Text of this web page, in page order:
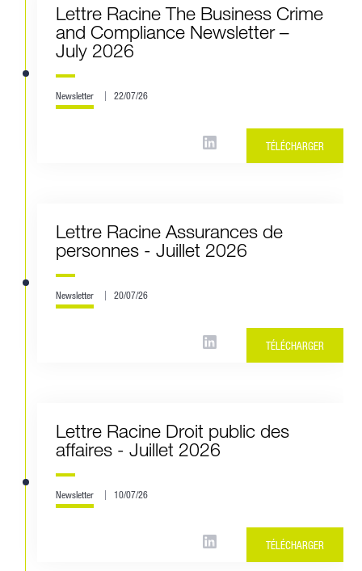
Lettre Racine The Business Crime
and Compliance Newsletter –
July 2026
Newsletter 22/07/26
TÉLÉCHARGER
Lettre Racine Assurances de
personnes - Juillet 2026
Newsletter 20/07/26
TÉLÉCHARGER
Lettre Racine Droit public des
affaires - Juillet 2026
Newsletter 10/07/26
TÉLÉCHARGER